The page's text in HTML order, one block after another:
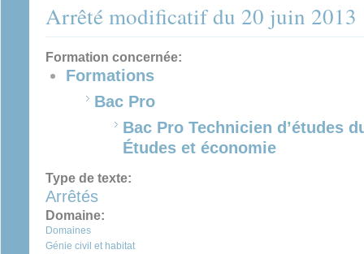
Arrêté modificatif du 20 juin 2013
Formation concernée:
Formations
Bac Pro
Bac Pro Technicien d’études
Études et économie
Type de texte:
Arrêtés
Domaine:
Domaines
Génie civil et habitat